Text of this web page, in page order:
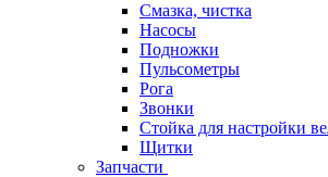
Смазка, чистка
Насосы
Подножки
Пульсометры
Рога
Звонки
Стойка для настройки
Щитки
Запчасти